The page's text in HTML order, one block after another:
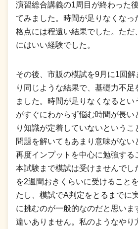
演習総合講義の1周目が終わった
てみました。時間が足りなくなっ
格点には程遠い結果でした。ただ
にはいい経験でした。
その後、市販の模試を9月に1回
り同じような結果で、基礎力不足
ました。時間が足りなくなるとい
がすぐにわからず悩む時間が長い
り知識が定着していないという
問題を解いてもあまり意味がない
再度インプットを中心に勉強する
本試験まで模試は受けませんでし
を2週間おきくらいに受けること
たし、模試でA判定をとるまでに
に挑むのが一般的なのだと思いま
違いありません。私のようなやり